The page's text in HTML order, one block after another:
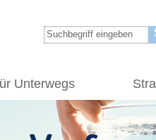
Unterwegs